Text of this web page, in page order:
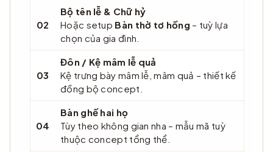
02
Bộ tên lễ & Chữ hỷ
Hoặc setup Bàn thờ tơ hồng – tuỳ lựa
chọn của gia đình.
03
Đôn / Kệ mâm lễ quả
Kệ trưng bày mâm lễ, mâm quả – thiết kế
đồng bộ concept.
04
Bàn ghế hai họ
Tùy theo không gian nha – mẫu mã tuỳ
thuộc concept tổng thể.